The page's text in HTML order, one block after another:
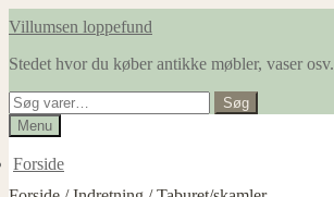
Spring
navigation
Spring
indhold
Villumsen loppefund
Stedet hvor du køber antikke møbler, vaser osv.
Søg
efter:
Søg
Menu
Forside